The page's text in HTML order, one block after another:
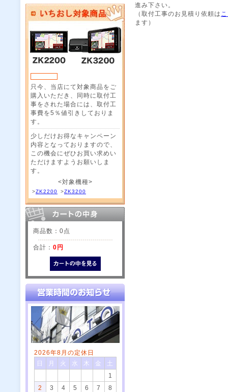
只今、当店にて対象商品をご
購入いただき、同時に取付工
事をされた場合には、取付工
事費を5％値引きしておりま
す。
少しだけお得なキャンペーン
内容となっておりますので、
この機会にぜひお買い求めい
ただけますようお願いしま
す。
<対象機種>
>ZK2200 >ZK3200
商品数：0点
合計： 0円
2026年8月の定休日
日
月 火 水 木 金
土
1
2
3 4 5 6 7
8
進み下さい。
（取付工事のお見積り依頼は
ます）